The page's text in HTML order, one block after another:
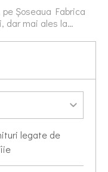
Șoseaua Fabrica
dar mai ales la…
legate de